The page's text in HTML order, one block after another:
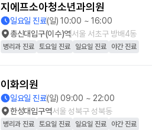
지에프소아청소년과의원
일요일 진료(일) 10:00 ~ 16:00
총신대입구(이수)역서울 서초구 방배4동
병리과 진료 토요일 진료 일요일 진료 야간 진료
이화의원
일요일 진료(일) 09:00 ~ 22:00
한성대입구역서울 성북구 성북동
병리과 진료 토요일 진료 일요일 진료 야간 진료